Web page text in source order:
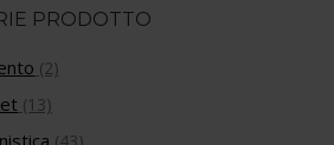
PRODOTTO
(2)
(13)